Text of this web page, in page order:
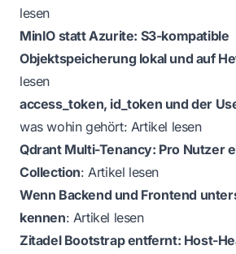
lesen
MinIO statt Azurite: S3-kompatible
Objektspeicherung lokal und auf
lesen
access_token, id_token und der
was wohin gehört: Artikel lesen
Qdrant Multi-Tenancy: Pro Nutzer
Collection:Artikel lesen
Wenn Backend und Frontend
kennen: Artikel lesen
Zitadel Bootstrap entfernt: Host-